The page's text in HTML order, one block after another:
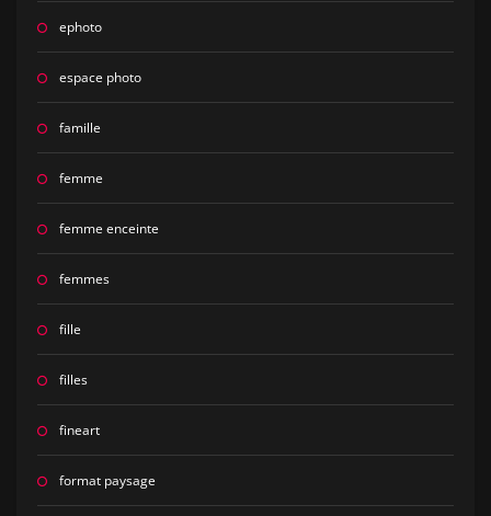
ephoto
espace photo
famille
femme
femme enceinte
femmes
fille
filles
fineart
format paysage